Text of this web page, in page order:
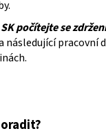
počítejte se
následující pracovní